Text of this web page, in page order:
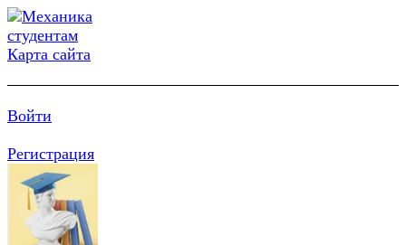
Карта сайта
Войти
Регистрация